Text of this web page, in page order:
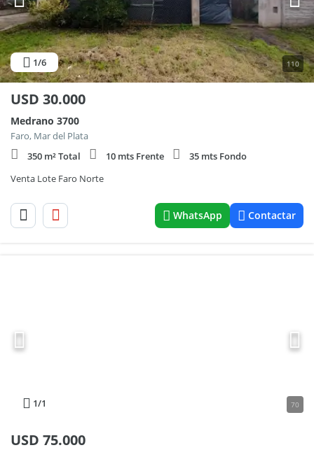
1/6 110
USD 30.000
Medrano 3700
Faro, Mar del Plata
350 m² Total
10 mts Frente
35 mts Fondo
Venta Lote Faro Norte
WhatsApp Contactar
1/1 70
USD 75.000